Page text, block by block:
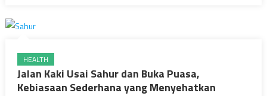
HEALTH
Jalan Kaki Usai Sahur dan Buka Puasa,
Kebiasaan Sederhana yang Menyehatkan